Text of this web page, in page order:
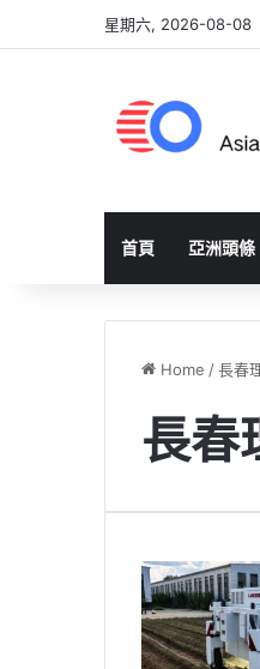
星期六, 2026-08-08
首頁 亞洲頭條
Home /長春
長春